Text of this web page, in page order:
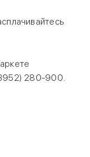
280-900.